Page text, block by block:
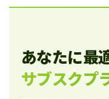
あなたに最
サブスクプ